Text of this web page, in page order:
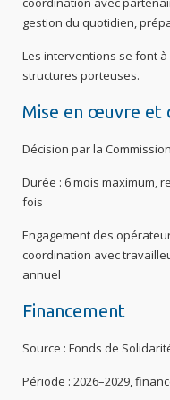
gestion du quotidien,
Les interventions se font
structures porteuses.
Mise en œuvre et
Décision par la
Durée : 6 mois maximum,
fois
Engagement des
coordination avec
annuel
Financement
Source : Fonds de
Période : 2026–2029,